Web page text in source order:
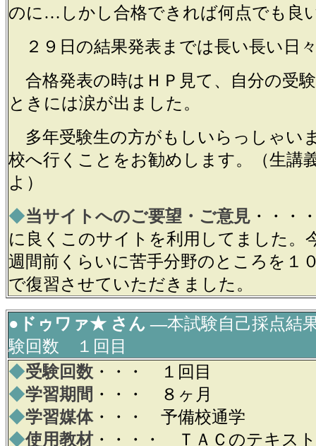
のに…しかし合格できれば何点でも良
２９日の結果発表までは長い長い日
合格発表の時はＨＰ見て、自分の受
ときには涙が出ました。
多年受験生の方がもしいらっしゃい
校へ行くことをお勧めします。（生講
よ）
◆当サイトへのご要望・ご意見 ・・・
に良くこのサイトを利用してました。
週間前くらいに苦手分野のところを１
で復習させていただきました。
●ドゥワァ★ さん ―本試験自己採点
験回数 １回目
◆受験回数 ・・・ １回目
◆学習期間 ・・・ ８ヶ月
◆学習媒体・・・ 予備校通学
◆使用教材・・・・ ＴＡＣのテキス